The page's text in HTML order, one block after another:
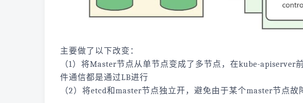
主要做了以下改变：
（1）将Master节点从单节点变成了多节点，在kube-
件通信都是通过LB进行
（2）将etcd和master节点独立开，避免由于某个master节点故